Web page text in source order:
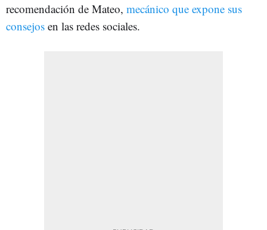
recomendación de Mateo, mecánico que expone sus
consejos en las redes sociales.